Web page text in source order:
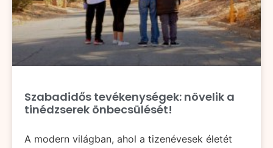
Szabadidős tevékenységek: növelik a
tinédzserek önbecsülését!
A modern világban, ahol a tizenévesek életét